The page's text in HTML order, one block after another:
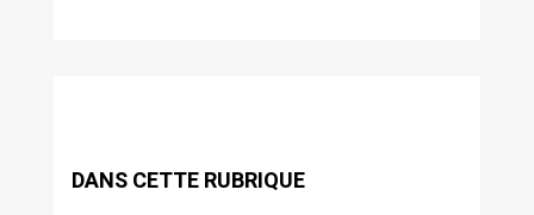
DANS CETTE RUBRIQUE